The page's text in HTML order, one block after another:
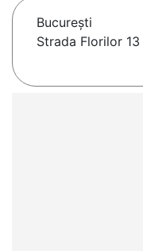
Bucureşti
Strada Florilor 13